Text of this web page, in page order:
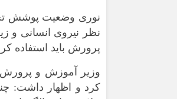
نوری وضعیت پوشش
نظر نیروی انسانی و
پرورش باید استفاده
وزیر آموزش و
کرد و اظهار داشت: